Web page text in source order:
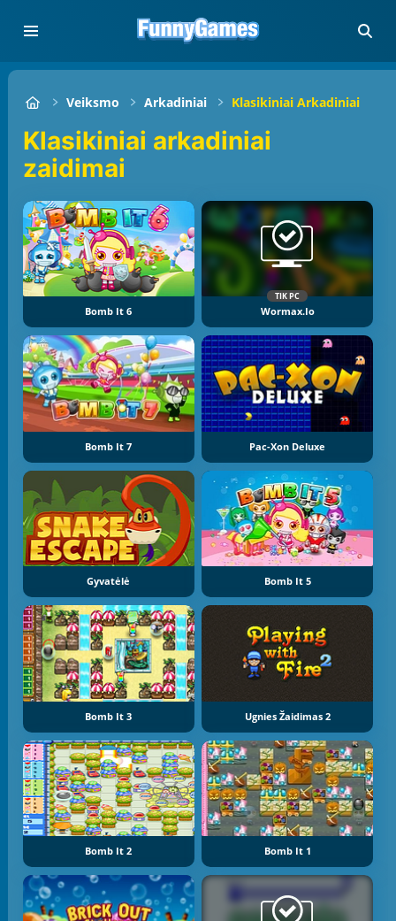
Veiksmo Arkadiniai Klasikiniai Arkadiniai
Klasikiniai arkadiniai
zaidimai
Bomb It 6
TIK PC
Wormax.io
Bomb It 7 Pac-Xon Deluxe
Gyvatėlė Bomb It 5
Bomb It 3 Ugnies Žaidimas 2
Bomb It 2 Bomb It 1